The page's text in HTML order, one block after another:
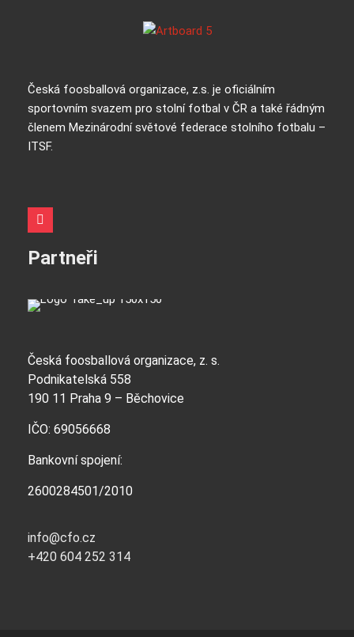
Česká foosballová organizace, z.s. je oficiálním
sportovním svazem pro stolní fotbal v ČR a také řádným
členem Mezinárodní světové federace stolního fotbalu –
ITSF.
Partneři
Česká foosballová organizace, z. s.
Podnikatelská 558
190 11 Praha 9 – Běchovice
IČO: 69056668
Bankovní spojení:
2600284501/2010
info@cfo.cz
+420 604 252 314